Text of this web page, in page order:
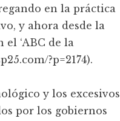
en la práctica
y ahora desde la
‘ABC de la
?p=2174).
y los excesivos
por los gobiernos